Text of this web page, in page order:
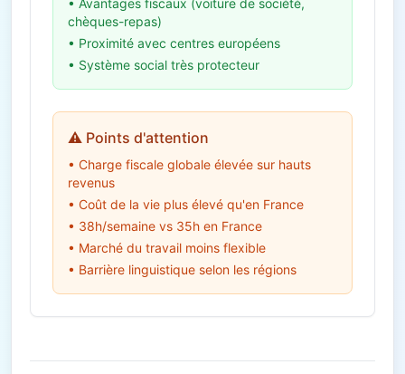
• Avantages fiscaux (voiture de société,
chèques-repas)
• Proximité avec centres européens
• Système social très protecteur
⚠️ Points d'attention
• Charge fiscale globale élevée sur hauts
revenus
• Coût de la vie plus élevé qu'en France
• 38h/semaine vs 35h en France
• Marché du travail moins flexible
• Barrière linguistique selon les régions